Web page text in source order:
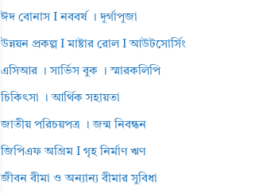
ঈদ বোনাস I নববর্ষ । দূর্গাপূজা
উন্নয়ন প্রকল্প I মাষ্টার রোল I আউটসোর্সিং
এসিআর । সার্ভিস বুক । স্মারকলিপি
চিকিৎসা । আর্থিক সহায়তা
জাতীয় পরিচয়পত্র । জন্ম নিবন্ধন
জিপিএফ অগ্রিম I গৃহ নির্মাণ ঋণ
জীবন বীমা ও অন্যান্য বীমার সুবিধা